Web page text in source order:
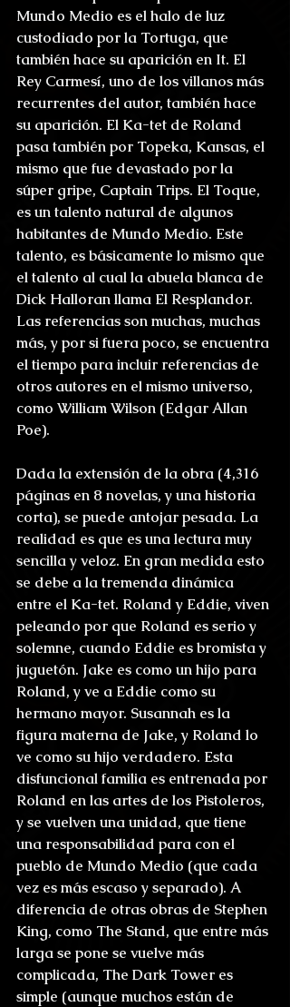
Mundo Medio es el halo de luz
custodiado por la Tortuga, que
también hace su aparición en It. El
Rey Carmesí, uno de los villanos más
recurrentes del autor, también hace
su aparición. El Ka-tet de Roland
pasa también por Topeka, Kansas, el
mismo que fue devastado por la
súper gripe, Captain Trips. El Toque,
es un talento natural de algunos
habitantes de Mundo Medio. Este
talento, es básicamente lo mismo que
el talento al cual la abuela blanca de
Dick Halloran llama El Resplandor.
Las referencias son muchas, muchas
más, y por si fuera poco, se encuentra
el tiempo para incluir referencias de
otros autores en el mismo universo,
como William Wilson (Edgar Allan
Poe).
Dada la extensión de la obra (4,316
páginas en 8 novelas, y una historia
corta), se puede antojar pesada. La
realidad es que es una lectura muy
sencilla y veloz. En gran medida esto
se debe a la tremenda dinámica
entre el Ka-tet. Roland y Eddie, viven
peleando por que Roland es serio y
solemne, cuando Eddie es bromista y
juguetón. Jake es como un hijo para
Roland, y ve a Eddie como su
hermano mayor. Susannah es la
figura materna de Jake, y Roland lo
ve como su hijo verdadero. Esta
disfuncional familia es entrenada por
Roland en las artes de los Pistoleros,
y se vuelven una unidad, que tiene
una responsabilidad para con el
pueblo de Mundo Medio (que cada
vez es más escaso y separado). A
diferencia de otras obras de Stephen
King, como The Stand, que entre más
larga se pone se vuelve más
complicada, The Dark Tower es
simple (aunque muchos están de